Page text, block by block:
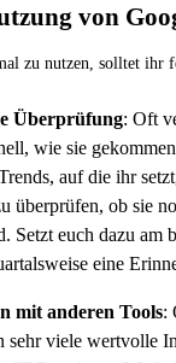
von
zu nutzen, solltet ihr
Überprüfung: Oft
wie sie
auf die ihr
überprüfen, ob sie
Setzt euch dazu am
eine
mit anderen Tools:
sehr viele wertvolle